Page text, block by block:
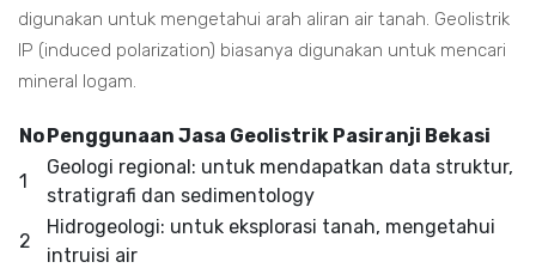
digunakan untuk mengetahui arah aliran air tanah. Geolistrik
IP (induced polarization) biasanya digunakan untuk mencari
mineral logam.
NoPenggunaan Jasa Geolistrik Pasiranji Bekasi
1
Geologi regional: untuk mendapatkan data struktur,
stratigrafi dan sedimentology
2
Hidrogeologi: untuk eksplorasi tanah, mengetahui
intruisi air